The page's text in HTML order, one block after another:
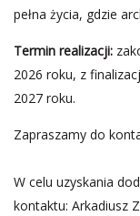
pełna życia, gdzie
Termin realizacji:
2026 roku, z
2027 roku.
Zapraszamy do
W celu uzyskania
kontaktu: Arkadiusz